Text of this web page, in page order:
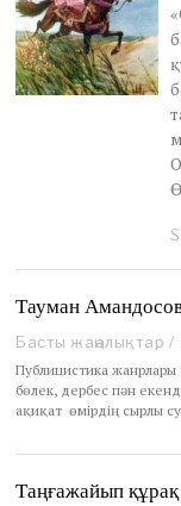
Тауман
Басты жаңалықтар /
Публицистика жанрлары
бөлек, дербес пән
ақиқат өмірдің сырлы
Таңғажайып құрақ